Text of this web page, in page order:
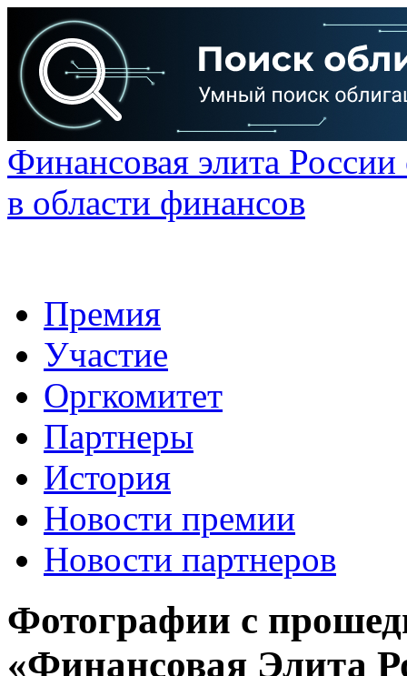
Финансовая элита
в области финансов
Премия
Участие
Оргкомитет
Партнеры
История
Новости премии
Новости партнеров
Фотографии с
«Финансовая Элита